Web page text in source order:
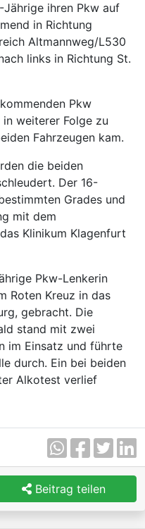
ihren Pkw auf
in Richtung
Altmannweg/L530
links in Richtung St.
Pkw
weiterer Folge zu
Fahrzeugen kam.
die beiden
Der 16-
Grades und
mit dem
Klinikum Klagenfurt
Pkw-Lenkerin
Roten Kreuz in das
gebracht. Die
stand mit zwei
im Einsatz und führte
durch. Ein bei beiden
Alkotest verlief
Beitrag teilen